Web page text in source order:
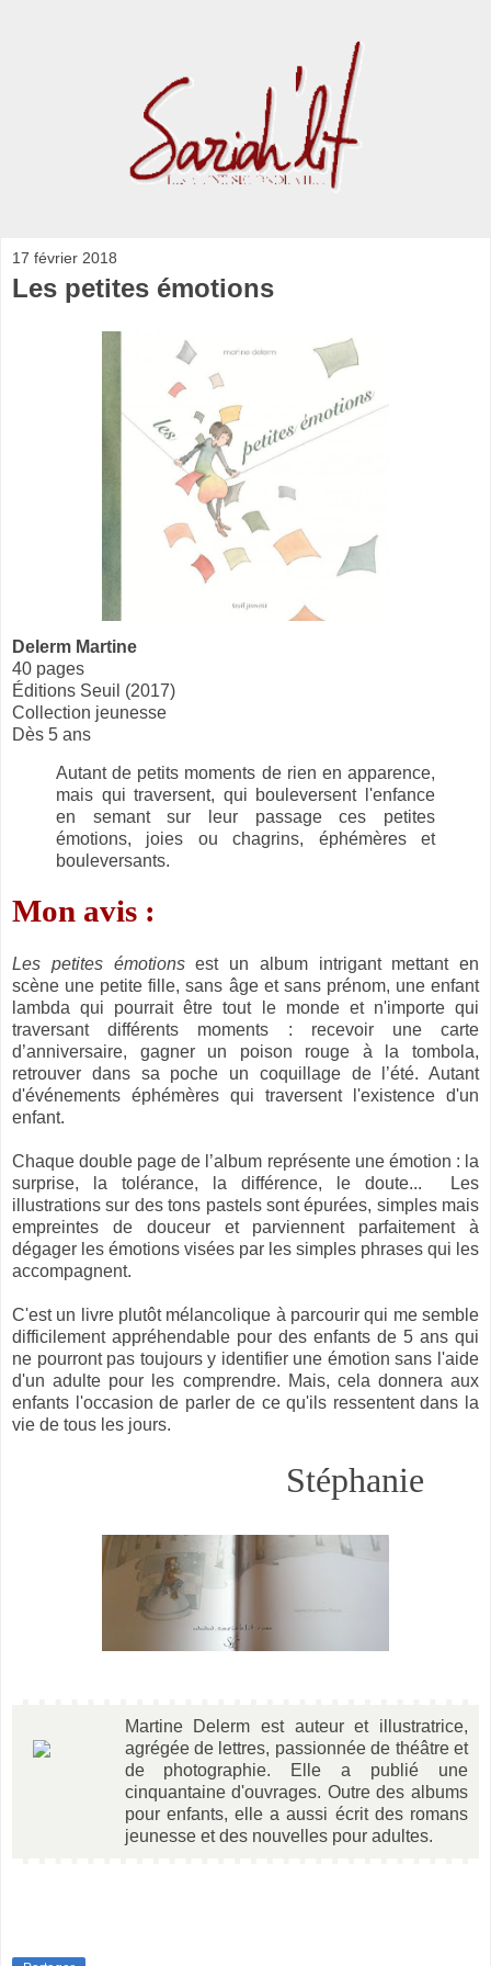
17 février 2018
Les petites émotions
Delerm Martine
40 pages
Éditions Seuil (2017)
Collection jeunesse
Dès 5 ans
Autant de petits moments de rien en apparence,
mais qui traversent, qui bouleversent l'enfance
en semant sur leur passage ces petites
émotions, joies ou chagrins, éphémères et
bouleversants.
Mon avis :
Les petites émotionsest un album intrigant mettant en
scène une petite fille, sans âge et sans prénom, une enfant
lambda qui pourrait être tout le monde et n'importe qui
traversant différents moments : recevoir une carte
d’anniversaire, gagner un poison rouge à la tombola,
retrouver dans sa poche un coquillage de l’été. Autant
d'événements éphémères qui traversent l'existence d'un
enfant.
Chaque double page de l’album représente une émotion : la
surprise, la tolérance, la différence, le doute... Les
illustrations sur des tons pastels sont épurées, simples mais
empreintes de douceur et parviennent parfaitement à
dégager les émotions visées par les simples phrases qui les
accompagnent.
C'est un livre plutôt mélancolique à parcourir qui me semble
difficilement appréhendable pour des enfants de 5 ans qui
ne pourront pas toujours y identifier une émotion sans l'aide
d'un adulte pour les comprendre. Mais, cela donnera aux
enfants l'occasion de parler de ce qu'ils ressentent dans la
vie de tous les jours.
Stéphanie
Martine Delerm est auteur et illustratrice,
agrégée de lettres, passionnée de théâtre et
de photographie. Elle a publié une
cinquantaine d'ouvrages. Outre des albums
pour enfants, elle a aussi écrit des romans
jeunesse et des nouvelles pour adultes.